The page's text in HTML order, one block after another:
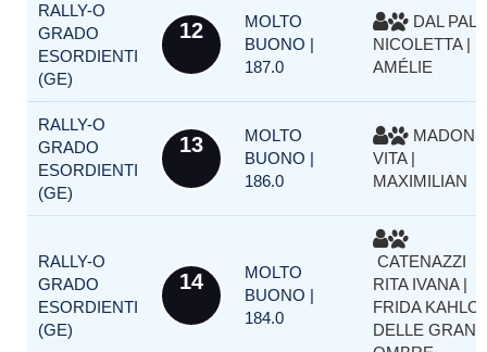
RALLY-O
GRADO
ESORDIENTI
(GE)
12
MOLTO
BUONO |
187.0
DAL
NICOLETTA |
AMÉLIE
RALLY-O
GRADO
ESORDIENTI
(GE)
13
MOLTO
BUONO |
186.0
VITA |
MAXIMILIAN
RALLY-O
GRADO
ESORDIENTI
(GE)
14
MOLTO
BUONO |
184.0
CATENAZZI
RITA IVANA |
FRIDA KAHLO
DELLE